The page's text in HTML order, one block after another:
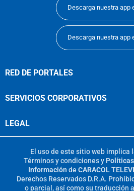
Descarga nuestra app
Descarga nuestra app
RED DE PORTALES
SERVICIOS CORPORATIVOS
LEGAL
El uso de este sitio web implica
Términos y condicionesy
Información de CARACOL
Derechos Reservados D.R.A.
o parcial, así como su traducción